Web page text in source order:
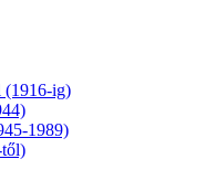
(1916-ig)
1989)
től)